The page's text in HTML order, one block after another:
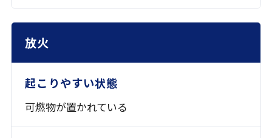
放火
可燃物が置かれている